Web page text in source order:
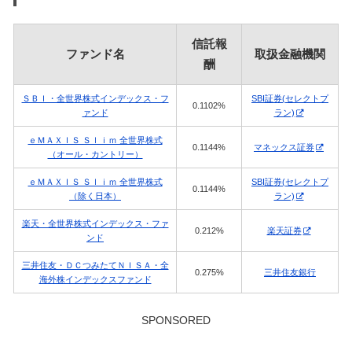
ファンド名
信託報
酬
取扱金融機関
ＳＢＩ・全世界株式インデックス・フ
ァンド
0.1102%
SBI証券(セレクトプ
ラン)
ｅＭＡＸＩＳ Ｓｌｉｍ 全世界株式
（オール・カントリー）
0.1144% マネックス証券
ｅＭＡＸＩＳ Ｓｌｉｍ 全世界株式
（除く日本）
0.1144%
SBI証券(セレクトプ
ラン)
楽天・全世界株式インデックス・ファ
ンド
0.212% 楽天証券
三井住友・ＤＣつみたてＮＩＳＡ・全
海外株インデックスファンド
0.275% 三井住友銀行
SPONSORED